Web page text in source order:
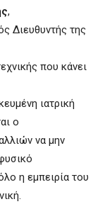
,
Διευθυντής της
που κάνει
ιατρική
ο
να μην
η εμπειρία του